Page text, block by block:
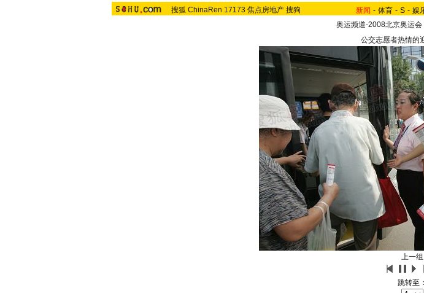
搜狐 ChinaRen 17173 焦点房地产 搜狗 新闻 - 体育 - S - 娱
奥运频道-2008北京奥运会
公交志愿者热情的
上一组
跳转至：